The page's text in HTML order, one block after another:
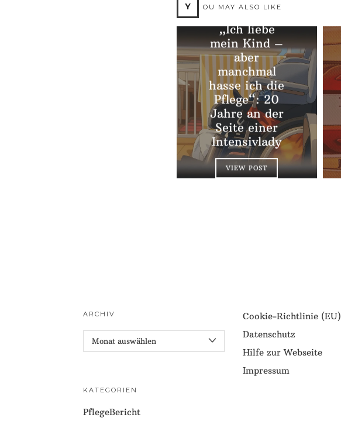
Y OU MAY ALSO LIKE
„Ich liebe
mein Kind –
aber
manchmal
hasse ich die
Pflege“: 20
Jahre an der
Seite einer
Intensivlady
VIEW POST
ARCHIV
KATEGORIEN
PflegeBericht
Cookie-Richtlinie (EU)
Datenschutz
Hilfe zur Webseite
Impressum